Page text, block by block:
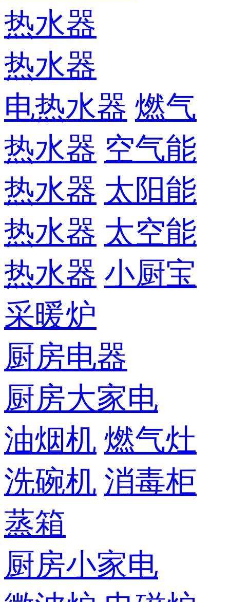
热水器
热水器
电热水器 燃气
热水器 空气能
热水器 太阳能
热水器 太空能
热水器 小厨宝
采暖炉
厨房电器
厨房大家电
油烟机 燃气灶
洗碗机 消毒柜
蒸箱
厨房小家电